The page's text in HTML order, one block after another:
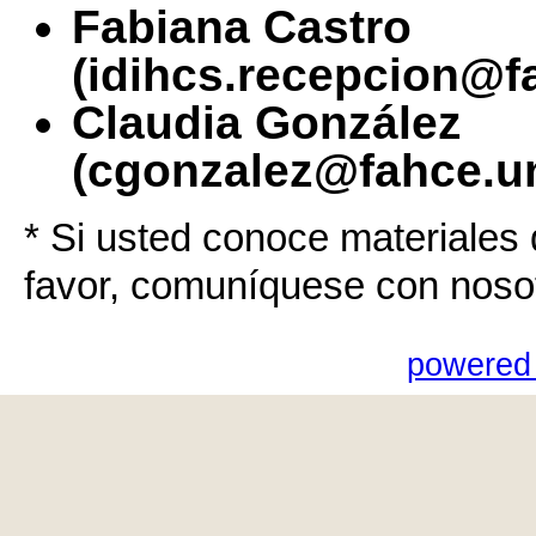
Fabiana Castro
Claudia González
* Si usted conoce
favor, comuníquese con